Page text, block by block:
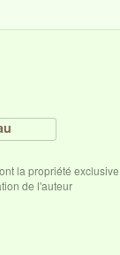
la propriété exclusive
de l'auteur